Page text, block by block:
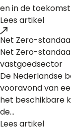
en in de
Lees artikel
Net Zero-
Net Zero-
vastgoedsector
De Nederlandse
vooravond van
het beschikbare
de...
Lees artikel